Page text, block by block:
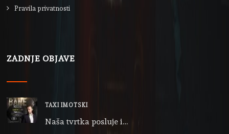
Pravila privatnosti
ZADNJE OBJAVE
TAXI IMOTSKI
Naša tvrtka posluje i…